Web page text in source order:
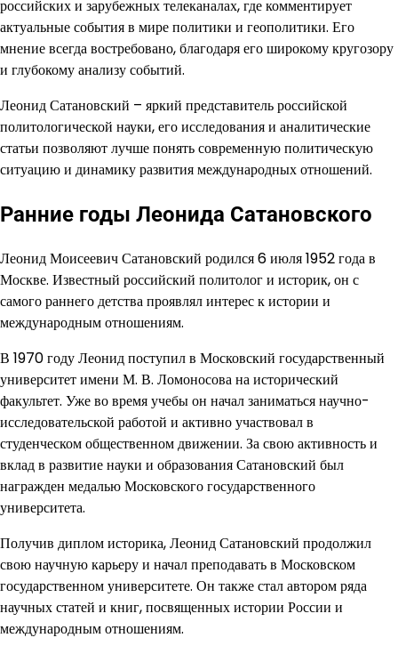
российских и зарубежных телеканалах, где комментирует
актуальные события в мире политики и геополитики. Его
мнение всегда востребовано, благодаря его широкому кругозору
и глубокому анализу событий.
Леонид Сатановский – яркий представитель российской
политологической науки, его исследования и аналитические
статьи позволяют лучше понять современную политическую
ситуацию и динамику развития международных отношений.
Ранние годы Леонида Сатановского
Леонид Моисеевич Сатановский родился 6 июля 1952 года в
Москве. Известный российский политолог и историк, он с
самого раннего детства проявлял интерес к истории и
международным отношениям.
В 1970 году Леонид поступил в Московский государственный
университет имени М. В. Ломоносова на исторический
факультет. Уже во время учебы он начал заниматься научно-
исследовательской работой и активно участвовал в
студенческом общественном движении. За свою активность и
вклад в развитие науки и образования Сатановский был
награжден медалью Московского государственного
университета.
Получив диплом историка, Леонид Сатановский продолжил
свою научную карьеру и начал преподавать в Московском
государственном университете. Он также стал автором ряда
научных статей и книг, посвященных истории России и
международным отношениям.